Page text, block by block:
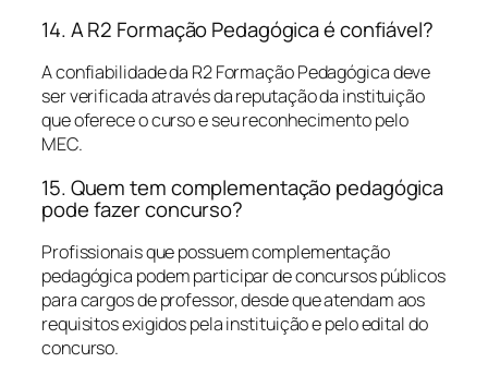
14. A R2 Formação Pedagógica é confiável?
A confiabilidade da R2 Formação Pedagógica deve
ser verificada através da reputação da instituição
que oferece o curso e seu reconhecimento pelo
MEC.
15. Quem tem complementação pedagógica
pode fazer concurso?
Profissionais que possuem complementação
pedagógica podem participar de concursos públicos
para cargos de professor, desde que atendam aos
requisitos exigidos pela instituição e pelo edital do
concurso.